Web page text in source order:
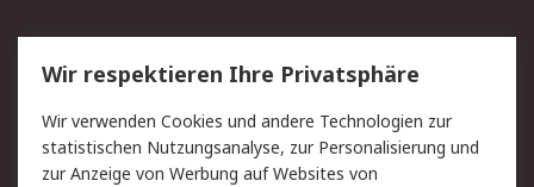
Service
Value Added Services
Lieferlösungen
Rücksendungen
Kontakt
Hilfe
Privatkunden
Wir respektieren Ihre Privatsphäre
Wir verwenden Cookies und andere Technologien zur
statistischen Nutzungsanalyse, zur Personalisierung und
zur Anzeige von Werbung auf Websites von